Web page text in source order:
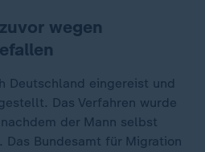
wegen
Deutschland eingereist und
Das Verfahren wurde
der Mann selbst
Das Bundesamt für Migration